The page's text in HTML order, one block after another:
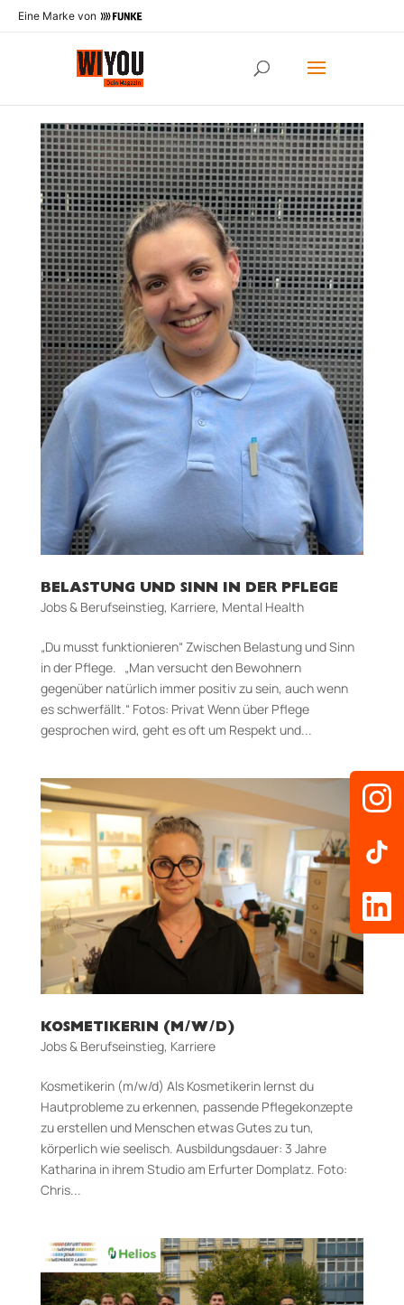
Eine Marke von
BELASTUNG UND SINN IN DER PFLEGE
Jobs & Berufseinstieg, Karriere, Mental Health
„Du musst funktionieren“ Zwischen Belastung und Sinn
in der Pflege. „Man versucht den Bewohnern
gegenüber natürlich immer positiv zu sein, auch wenn
es schwerfällt.“ Fotos: Privat Wenn über Pflege
gesprochen wird, geht es oft um Respekt und...
KOSMETIKERIN (M/W/D)
Jobs & Berufseinstieg, Karriere
Kosmetikerin (m/w/d) Als Kosmetikerin lernst du
Hautprobleme zu erkennen, passende Pflegekonzepte
zu erstellen und Menschen etwas Gutes zu tun,
körperlich wie seelisch. Aus­bildungs­dauer: 3 Jahre
Katharina in ihrem Studio am Erfurter Domplatz. Foto:
Chris...